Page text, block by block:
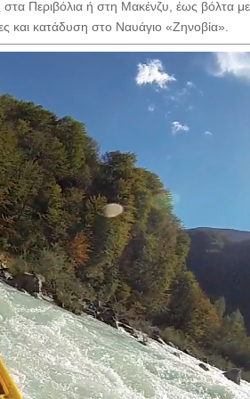
Περιβόλια ή στη Μακένζυ, έως βόλτα με
και κατάδυση στο Ναυάγιο «Ζηνοβία».